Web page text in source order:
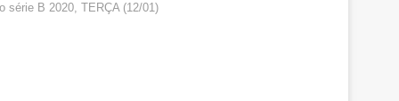
série B 2020, TERÇA (12/01)